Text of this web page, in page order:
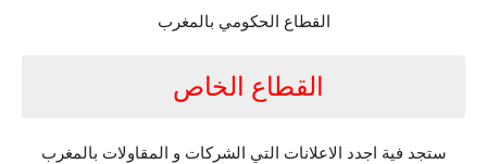
القطاع الحكومي بالمغرب
القطاع الخاص
ستجد فية اجدد الاعلانات التي الشركات و المقاولات بالمغرب